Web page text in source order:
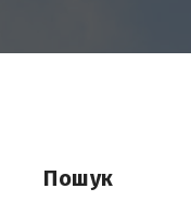
Пошук